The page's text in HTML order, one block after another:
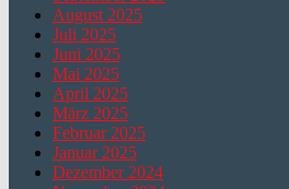
August 2025
Juli 2025
Juni 2025
Mai 2025
April 2025
März 2025
Februar 2025
Januar 2025
Dezember 2024